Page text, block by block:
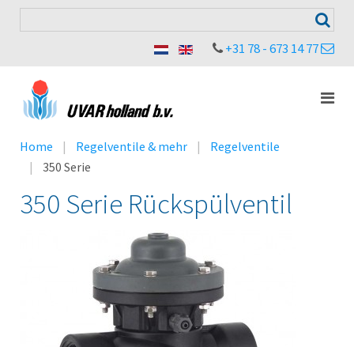
+31 78 - 673 14 77
Home Regelventile & mehr
Regelventile
350 Serie
350 Serie Rückspülventil